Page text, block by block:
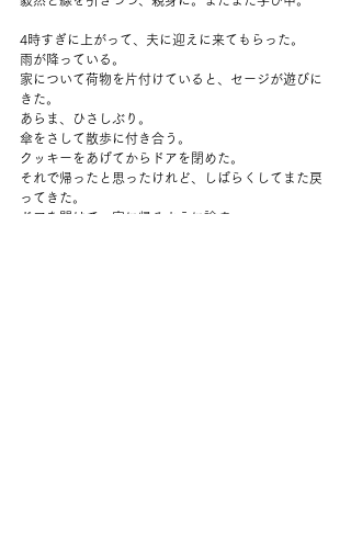
4時すぎに上がって、夫に迎えに来てもらった。
雨が降っている。
家について荷物を片付けていると、セージが遊びに
きた。
あらま、ひさしぶり。
傘をさして散歩に付き合う。
クッキーをあげてからドアを閉めた。
それで帰ったと思ったけれど、しばらくしてまた戻
ってきた。
ドアを開けて、家に帰るように諭す。